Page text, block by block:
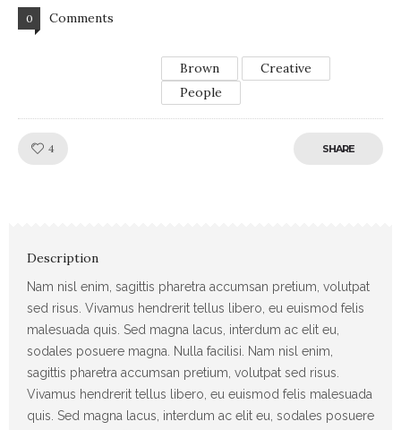
0 Comments
Brown
Creative
People
4 SHARE
Description
Nam nisl enim, sagittis pharetra accumsan pretium, volutpat
sed risus. Vivamus hendrerit tellus libero, eu euismod felis
malesuada quis. Sed magna lacus, interdum ac elit eu,
sodales posuere magna. Nulla facilisi. Nam nisl enim,
sagittis pharetra accumsan pretium, volutpat sed risus.
Vivamus hendrerit tellus libero, eu euismod felis malesuada
quis. Sed magna lacus, interdum ac elit eu, sodales posuere